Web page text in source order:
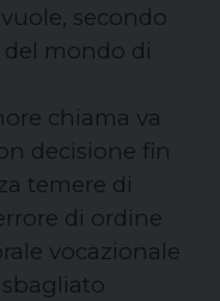
secondo
del mondo di
chiama va
decisione fin
temere di
di ordine
vocazionale